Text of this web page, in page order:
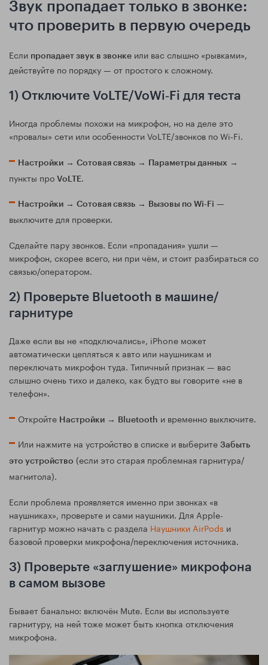
Звук пропадает только в звонке:
что проверить в первую очередь
Если пропадает звук в звонке или вас слышно «рывками»,
действуйте по порядку — от простого к сложному.
1) Отключите VoLTE/VoWi‑Fi для теста
Иногда проблемы похожи на микрофон, но на деле это
«провалы» сети или особенности VoLTE/звонков по Wi‑Fi.
Настройки → Сотовая связь → Параметры данных →
пункты про VoLTE.
Настройки → Сотовая связь → Вызовы по Wi‑Fi —
выключите для проверки.
Сделайте пару звонков. Если «пропадания» ушли —
микрофон, скорее всего, ни при чём, и стоит разбираться со
связью/оператором.
2) Проверьте Bluetooth в машине/
гарнитуре
Даже если вы не «подключались», iPhone может
автоматически цепляться к авто или наушникам и
переключать микрофон туда. Типичный признак — вас
слышно очень тихо и далеко, как будто вы говорите «не в
телефон».
Откройте Настройки → Bluetooth и временно выключите.
Или нажмите на устройство в списке и выберите Забыть
это устройство (если это старая проблемная гарнитура/
магнитола).
Если проблема проявляется именно при звонках «в
наушниках», проверьте и сами наушники. Для Apple-
гарнитур можно начать с раздела Наушники AirPods и
базовой проверки микрофона/переключения источника.
3) Проверьте «заглушение» микрофона
в самом вызове
Бывает банально: включён Mute. Если вы используете
гарнитуру, на ней тоже может быть кнопка отключения
микрофона.